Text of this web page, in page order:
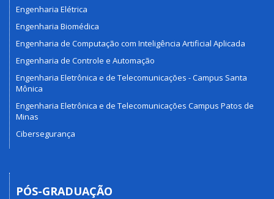
Engenharia Elétrica
Engenharia Biomédica
Engenharia de Computação com Inteligência Artificial Aplicada
Engenharia de Controle e Automação
Engenharia Eletrônica e de Telecomunicações - Campus Santa
Mônica
Engenharia Eletrônica e de Telecomunicações Campus Patos de
Minas
Cibersegurança
PÓS-GRADUAÇÃO